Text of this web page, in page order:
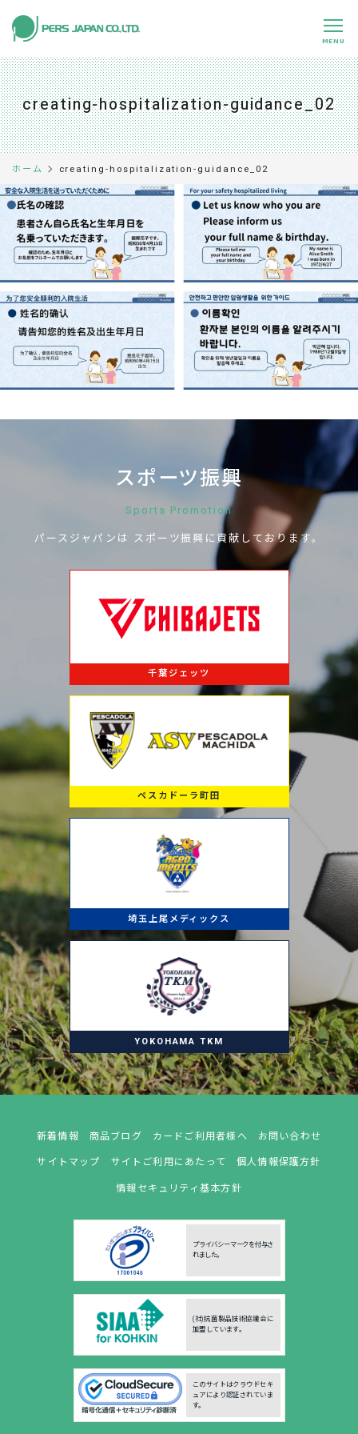
MENU
私たちの特長 About Us
事業内容 Business
企業情報 Company
採用情報 Recruit
パートナー募集 Partners
0120-891-224 平日 9:00～17:45
お問い合わせ
creating-hospitalization-guidance_02
ホーム creating-hospitalization-guidance_02
スポーツ振興
Sports Promotion
パースジャパンは スポーツ振興に貢献しております。
千葉ジェッツ
ペスカドーラ町田
埼玉上尾メディックス
YOKOHAMA TKM
新着情報 商品ブログ カードご利用者様へ
お問い合わせ
サイトマップ
サイトご利用にあたって
個人情報保護方針
情報セキュリティ基本方針
プライバシーマークを付与さ
れました。
(社)抗菌製品技術協議会に
加盟しています。
このサイトはクラウドセキ
ュアにより認証されていま
す。